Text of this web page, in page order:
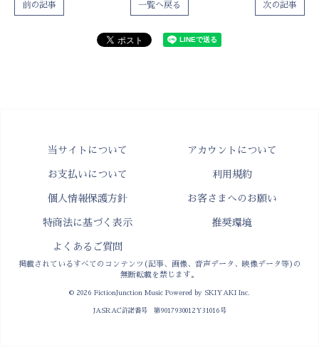
次の記事
一覧へ戻る
前の記事
当サイトについて アカウントについて
お支払いについて 利用規約
個人情報保護方針 お客さまへのお願い
特商法に基づく表示 推奨環境
よくあるご質問
掲載されているすべてのコンテンツ(記事、画像、音声データ、映像データ等)の
無断転載を禁じます。
© 2026 FictionJunction Music Powered by SKIYAKI Inc.
JASRAC許諾番号 第9017930012Y31016号